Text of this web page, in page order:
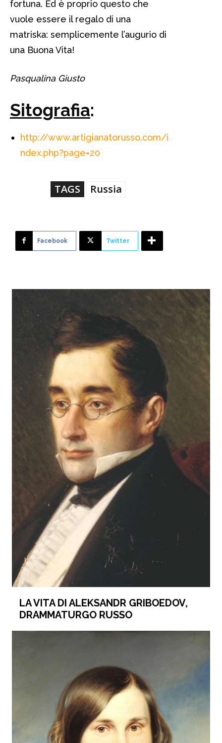
fortuna. Ed è proprio questo che
vuole essere il regalo di una
matriska: semplicemente l’augurio di
una Buona Vita!
Pasqualina Giusto
Sitografia:
http://www.artigianatorusso.com/i
ndex.php?page=20
TAGS Russia
Facebook Twitter
LA VITA DI ALEKSANDR GRIBOEDOV,
DRAMMATURGO RUSSO